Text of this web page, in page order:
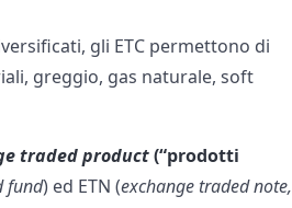
gli ETC permettono di
greggio, gas naturale, soft
traded product(“prodotti
fund) ed ETN (exchange traded note,